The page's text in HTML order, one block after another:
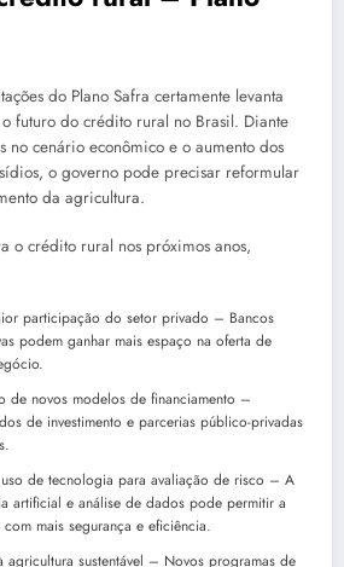
do Plano Safra certamente levanta
futuro do crédito rural no Brasil. Diante
no cenário econômico e o aumento dos
o governo pode precisar reformular
da agricultura.
o crédito rural nos próximos anos,
participação do setor privado – Bancos
podem ganhar mais espaço na oferta de
de novos modelos de financiamento –
de investimento e parcerias público-privadas
de tecnologia para avaliação de risco – A
artificial e análise de dados pode permitir a
mais segurança e eficiência.
agricultura sustentável – Novos programas de